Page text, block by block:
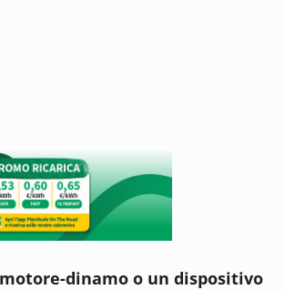
dinamo o un dispositivo